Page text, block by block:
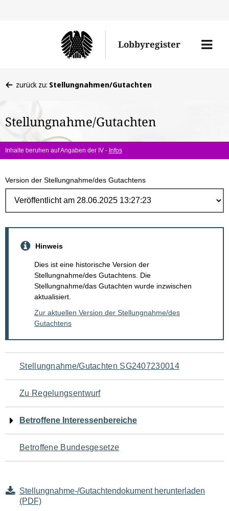
Lobbyregister
Menü
befinden
hier:
zurück zu: Stellungnahmen/Gutachten
Stellungnahme/Gutachten
Inhalte beruhen auf Angaben der IV - Infos
Version der Stellungnahme/des Gutachtens
Hinweis
Dies ist eine historische Version der
Stellungnahme/des Gutachtens. Die
Stellungnahme/das Gutachten wurde inzwischen
aktualisiert.
Zur aktuellen Version der Stellungnahme/des
Gutachtens
Navigation
für
den
Seiteninhalt
Stellungnahme/Gutachten SG2407230014
Zu Regelungsentwurf
Betroffene Interessenbereiche
Betroffene Bundesgesetze
Stellungnahme-/Gutachtendokument herunterladen
(PDF)